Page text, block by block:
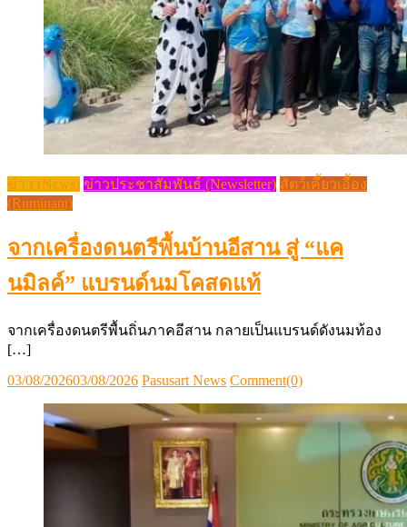
ข่าว (News) ข่าวประชาสัมพันธ์ (Newsletter) สัตว์เคี้ยวเอื้อง
(Ruminant)
จากเครื่องดนตรีพื้นบ้านอีสาน สู่ “แค
นมิลค์” แบรนด์นมโคสดแท้
จากเครื่องดนตรีพื้นถิ่นภาคอีสาน กลายเป็นแบรนด์ดังนมท้อง
[…]
Posted
03/08/202603/08/2026 Author
Pasusart News Comment(0)